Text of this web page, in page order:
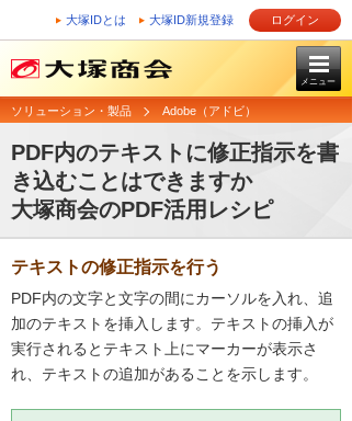
大塚IDとは 大塚ID新規登録 ログイン
メニュー
ソリューション・製品 Adobe（アドビ）
PDF内のテキストに修正指示を書
き込むことはできますか
大塚商会のPDF活用レシピ
テキストの修正指示を行う
PDF内の文字と文字の間にカーソルを入れ、追
加のテキストを挿入します。テキストの挿入が
実行されるとテキスト上にマーカーが表示さ
れ、テキストの追加があることを示します。